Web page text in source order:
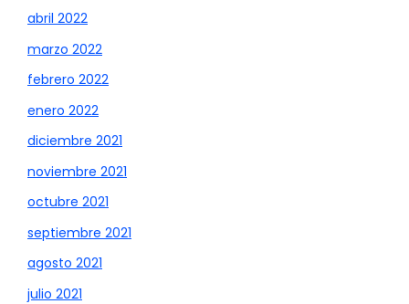
abril 2022
marzo 2022
febrero 2022
enero 2022
diciembre 2021
noviembre 2021
octubre 2021
septiembre 2021
agosto 2021
julio 2021